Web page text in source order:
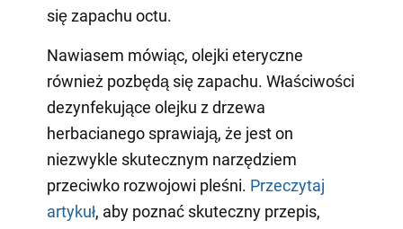
się zapachu octu.
Nawiasem mówiąc, olejki eteryczne
również pozbędą się zapachu. Właściwości
dezynfekujące olejku z drzewa
herbacianego sprawiają, że jest on
niezwykle skutecznym narzędziem
przeciwko rozwojowi pleśni. Przeczytaj
artykuł, aby poznać skuteczny przepis,